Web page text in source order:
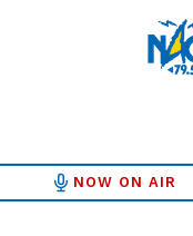
NOW ON AIR